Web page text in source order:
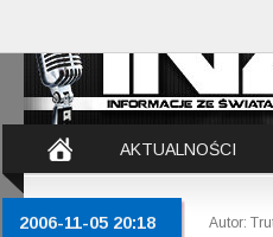
AKTUALNOŚCI
2006-11-05 20:18 Autor: